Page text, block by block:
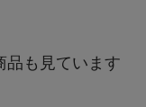
品も見ています